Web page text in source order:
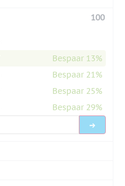
100
Bespaar 13%
Bespaar 21%
Bespaar 25%
Bespaar 29%